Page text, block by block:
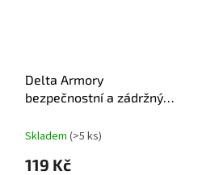
Delta Armory
bezpečnostní a zádržný
vystavení
Skladem (>5 ks)
119 Kč